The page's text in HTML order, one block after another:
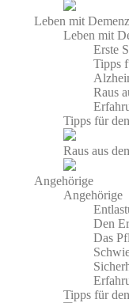
Leben mit Demenz
Leben mit
Erste
Tipps
Raus
Tipps für
Raus aus
Angehörige
Angehörige
Den
Das
Tipps für